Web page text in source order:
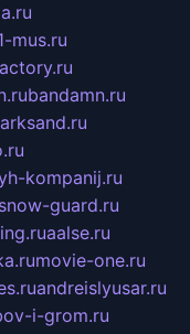
mus.ru
bandamn.ru
kompanij.ru
snow-guard.ru
aalse.ru
movie-one.ru
andreislyusar.ru
i-grom.ru